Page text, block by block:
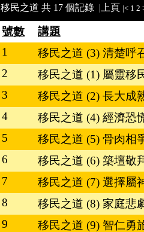
移民之道 共 17 個記錄 | 上頁 |< 1 2
號數
講題
1
移民之道 (3) 清楚呼
2
移民之道 (1) 屬靈移
3
移民之道 (2) 長大成
4
移民之道 (4) 經濟恐
5
移民之道 (5) 骨肉相
6
移民之道 (6) 築壇敬
7
移民之道 (7) 選擇屬
8
移民之道 (8) 家庭悲
9
移民之道 (9) 智仁勇